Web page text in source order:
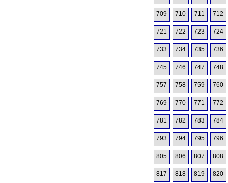
709 710 711 712
721 722 723 724
733 734 735 736
745 746 747 748
757 758 759 760
769 770 771 772
781 782 783 784
793 794 795 796
805 806 807 808
817 818 819 820